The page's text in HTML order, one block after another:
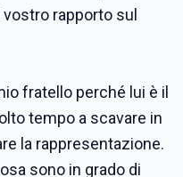
vostro rapporto sul
fratello perché lui è il
tempo a scavare in
la rappresentazione.
sono in grado di